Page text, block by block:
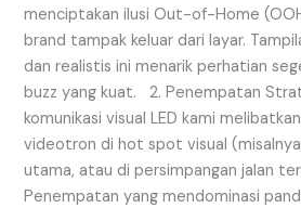
menciptakan ilusi Out-of-Home
brand tampak keluar dari layar.
dan realistis ini menarik perhatian
buzz yang kuat. 2. Penempatan
komunikasi visual LED kami
videotron di hot spot visual
utama, atau di persimpangan jalan
Penempatan yang mendominasi